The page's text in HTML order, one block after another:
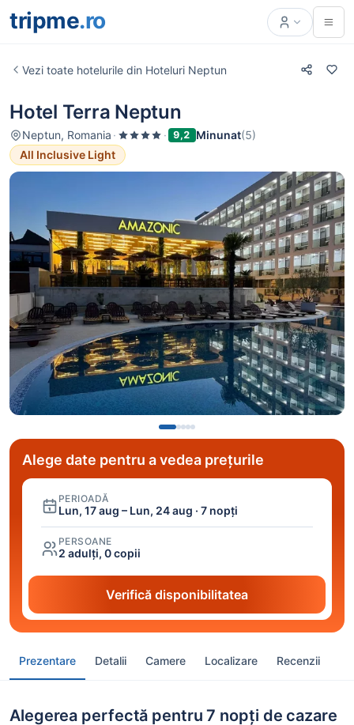
tripme.ro
Alege date pentru a vedea prețurile
PERIOADĂ
Lun, 17 aug – Lun, 24 aug · 7 nopți
PERSOANE
2 adulți, 0 copii
Verifică disponibilitatea
Vezi toate hotelurile din Hoteluri Neptun
Prezentare Detalii Camere Localizare Recenzii
Hotel Terra Neptun
Neptun, Romania · · 9,2 Minunat(5)
All Inclusive Light
Alegerea perfectă pentru 7 nopți de cazare